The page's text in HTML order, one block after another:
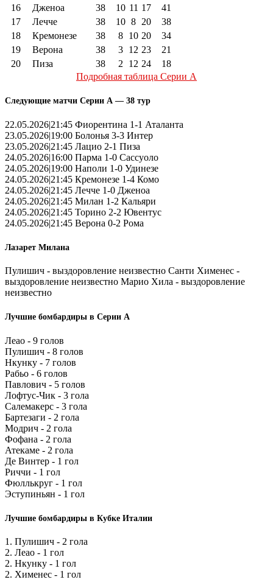
16
Дженоа 38 10 11 17
41
17
Лечче 38 10 8 20
38
18
Кремонезе 38 8 10 20
34
19
Верона 38 3 12 23
21
20
Пиза 38 2 12 24
18
Подробная таблица Серии А
Следующие матчи Серии А — 38 тур
22.05.2026|21:45 Фиорентина 1-1 Аталанта
23.05.2026|19:00 Болонья 3-3 Интер
23.05.2026|21:45 Лацио 2-1 Пиза
24.05.2026|16:00 Парма 1-0 Сассуоло
24.05.2026|19:00 Наполи 1-0 Удинезе
24.05.2026|21:45 Кремонезе 1-4 Комо
24.05.2026|21:45 Лечче 1-0 Дженоа
24.05.2026|21:45 Милан 1-2 Кальяри
24.05.2026|21:45 Торино 2-2 Ювентус
24.05.2026|21:45 Верона 0-2 Рома
Лазарет Милана
Пулишич - выздоровление неизвестно Санти Хименес -
выздоровление неизвестно Марио Хила - выздоровление
неизвестно
Лучшие бомбардиры в Серии А
Леао - 9 голов
Пулишич - 8 голов
Нкунку - 7 голов
Рабьо - 6 голов
Павлович - 5 голов
Лофтус-Чик - 3 гола
Салемакерс - 3 гола
Бартезаги - 2 гола
Модрич - 2 гола
Фофана - 2 гола
Атекаме - 2 гола
Де Винтер - 1 гол
Риччи - 1 гол
Фюллькруг - 1 гол
Эступиньян - 1 гол
Лучшие бомбардиры в Кубке Италии
1. Пулишич - 2 гола
2. Леао - 1 гол
2. Нкунку - 1 гол
2. Хименес - 1 гол